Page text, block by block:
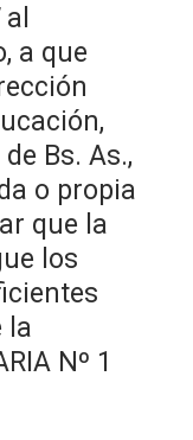
al
a que
Bs. As.,
o propia
que la
los
la
Nº 1